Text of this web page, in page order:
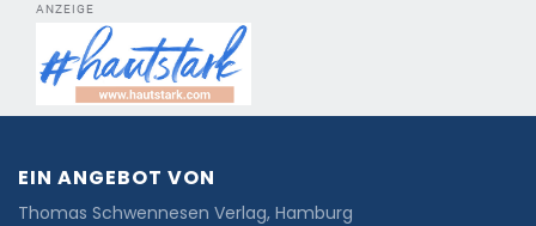
ANZEIGE
EIN ANGEBOT VON
Thomas Schwennesen Verlag, Hamburg